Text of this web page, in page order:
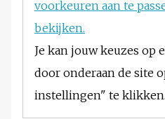
voorkeuren aan te
bekijken.
Je kan jouw keuzes op
door onderaan de site
instellingen" te